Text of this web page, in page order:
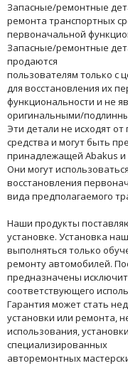
Запасные/ремонтные
ремонта транспортных
первоначальной
Запасные/ремонтные
продаются
пользователям только с
для восстановления их
функциональности и не
оригинальными/
Эти детали не исходят
средства и могут быть
принадлежащей Abakus и
Они могут
восстановления
вида предполагаемого
Наши продукты
установке. Установка
выполняться только
ремонту автомобилей.
предназначены
соответствующего
Гарантия может стать
установки или ремонта,
использования,
специализированных
авторемонтных